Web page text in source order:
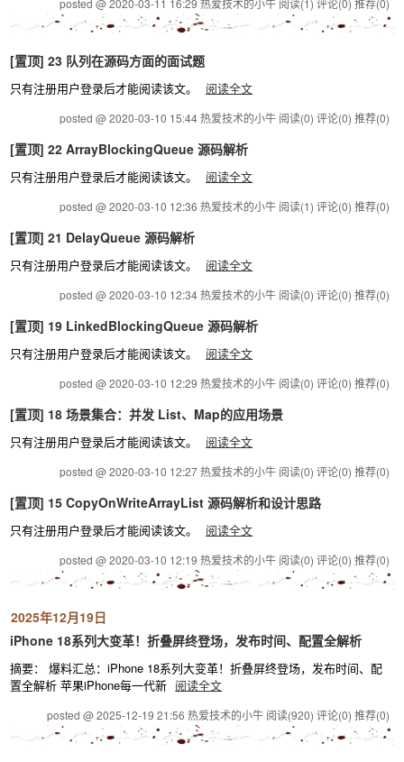
posted @ 2020-03-11 16:29 热爱技术的小牛 阅读(1) 评论(0) 推荐(0)
[置顶] 23 队列在源码方面的面试题
只有注册用户登录后才能阅读该文。 阅读全文
posted @ 2020-03-10 15:44 热爱技术的小牛 阅读(0) 评论(0) 推荐(0)
[置顶] 22 ArrayBlockingQueue 源码解析
只有注册用户登录后才能阅读该文。 阅读全文
posted @ 2020-03-10 12:36 热爱技术的小牛 阅读(1) 评论(0) 推荐(0)
[置顶] 21 DelayQueue 源码解析
只有注册用户登录后才能阅读该文。 阅读全文
posted @ 2020-03-10 12:34 热爱技术的小牛 阅读(0) 评论(0) 推荐(0)
[置顶] 19 LinkedBlockingQueue 源码解析
只有注册用户登录后才能阅读该文。 阅读全文
posted @ 2020-03-10 12:29 热爱技术的小牛 阅读(0) 评论(0) 推荐(0)
[置顶] 18 场景集合：并发 List、Map的应用场景
只有注册用户登录后才能阅读该文。 阅读全文
posted @ 2020-03-10 12:27 热爱技术的小牛 阅读(0) 评论(0) 推荐(0)
[置顶] 15 CopyOnWriteArrayList 源码解析和设计思路
只有注册用户登录后才能阅读该文。 阅读全文
posted @ 2020-03-10 12:19 热爱技术的小牛 阅读(0) 评论(0) 推荐(0)
2025年12月19日
iPhone 18系列大变革！折叠屏终登场，发布时间、配置全解析
摘要： 爆料汇总：iPhone 18系列大变革！折叠屏终登场，发布时间、配
置全解析 苹果iPhone每一代新 阅读全文
posted @ 2025-12-19 21:56 热爱技术的小牛 阅读(920) 评论(0) 推荐(0)